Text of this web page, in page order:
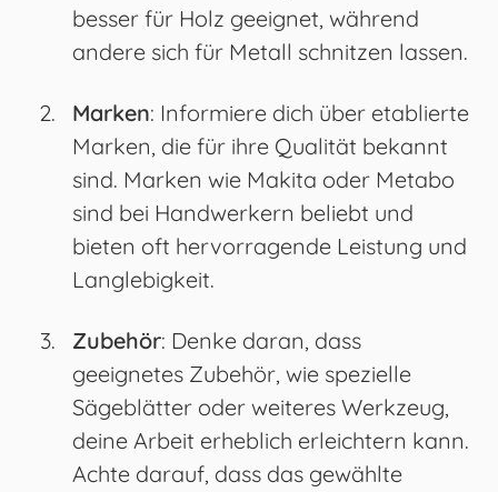
besser für Holz geeignet, während
andere sich für Metall schnitzen lassen.
Marken: Informiere dich über etablierte
Marken, die für ihre Qualität bekannt
sind. Marken wie Makita oder Metabo
sind bei Handwerkern beliebt und
bieten oft hervorragende Leistung und
Langlebigkeit.
Zubehör: Denke daran, dass
geeignetes Zubehör, wie spezielle
Sägeblätter oder weiteres Werkzeug,
deine Arbeit erheblich erleichtern kann.
Achte darauf, dass das gewählte